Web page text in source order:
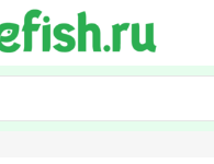
“Egoist-X”